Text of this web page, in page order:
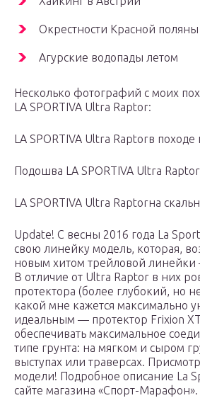
Окрестности Красной поляны
Агурские водопады летом
Несколько фотографий с моих
LA SPORTIVA Ultra Raptor:
LA SPORTIVA Ultra Raptorв походе
Подошва LA SPORTIVA Ultra Raptor
LA SPORTIVA Ultra Raptorна
Update! C весны 2016 года La
свою линейку модель, которая,
новым хитом трейловой линейки
В отличие от Ultra Raptor в них
протектора (более глубокий, но
какой мне кажется максимально
идеальным — протектор Frixion
обеспечивать максимальное
типе грунта: на мягком и сыром
выступах или траверсах.
модели! Подробное описание La
сайте магазина «Спорт-Марафон».